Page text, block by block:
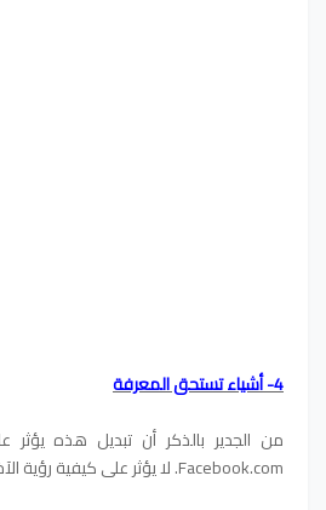
4- أشياء تستحق المعرفة
من الجدير بالذكر أن تبديل هذه
Facebook.com. لا يؤثر على كيفية رؤية الآخرين لها. لذلك لا يمكنك